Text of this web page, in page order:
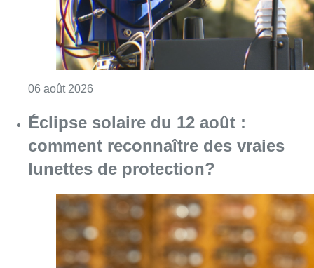
06 août 2026
Éclipse solaire du 12 août :
comment reconnaître des vraies
lunettes de protection?